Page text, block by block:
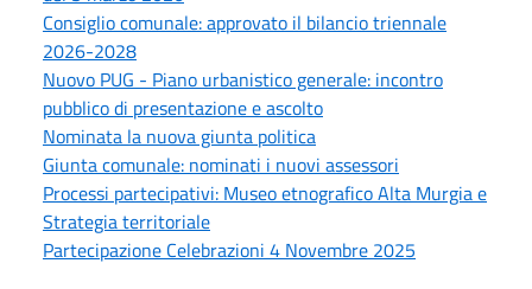
Consiglio comunale: approvato il bilancio triennale
2026-2028
Nuovo PUG - Piano urbanistico generale: incontro
pubblico di presentazione e ascolto
Nominata la nuova giunta politica
Giunta comunale: nominati i nuovi assessori
Processi partecipativi: Museo etnografico Alta Murgia e
Strategia territoriale
Partecipazione Celebrazioni 4 Novembre 2025